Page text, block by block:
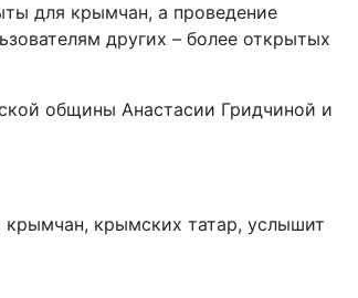
для крымчан, а проведение
других – более открытых
общины Анастасии Гридчиной и
крымских татар, услышит